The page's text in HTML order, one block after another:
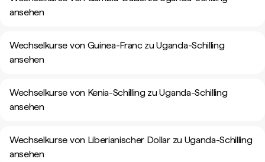
ansehen
Wechselkurse von Guinea-Franc zu Uganda-Schilling
ansehen
Wechselkurse von Kenia-Schilling zu Uganda-Schilling
ansehen
Wechselkurse von Liberianischer Dollar zu Uganda-Schilling
ansehen